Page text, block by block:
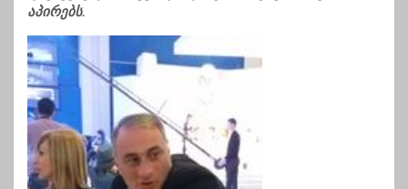
აპირებს.